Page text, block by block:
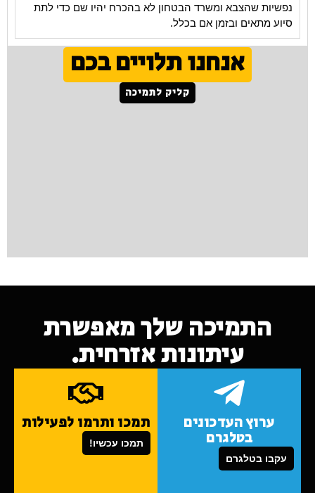
נפשיות שהצבא ומשרד הבטחון לא בהכרח יהיו שם כדי לתת
סיוע מתאים ובזמן אם בכלל.
אנחנו תלויים בכם
קליק לתמיכה
התמיכה שלך מאפשרת
עיתונות אזרחית.
ערוץ העדכונים
בטלגרם
עקבו בטלגרם
תמכו ותרמו לפעילות
תמכו עכשיו!